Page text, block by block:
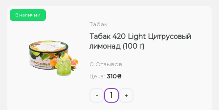
В наличии
Табак
Табак 420 Light Цитрусовый
лимонад (100 г)
0 Отзывов
Цена: 310₴
- +